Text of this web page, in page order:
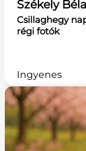
Székely
Csillaghegy
régi fotók
Ingyenes